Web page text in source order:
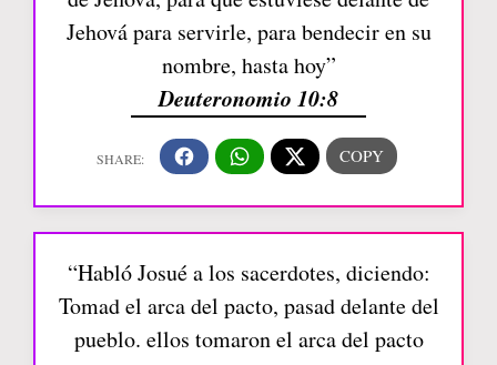
Jehová para servirle, para bendecir en su
nombre, hasta hoy”
Deuteronomio 10:8
“Habló Josué a los sacerdotes, diciendo:
Tomad el arca del pacto, pasad delante del
pueblo. ellos tomaron el arca del pacto